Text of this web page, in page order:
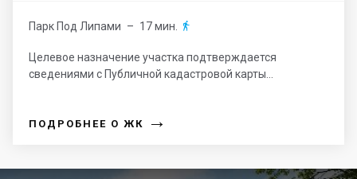
Парк Под Липами – 17 мин. 
Целевое назначение участка подтверждается
сведениями с Публичной кадастровой карты...
ПОДРОБНЕЕ О ЖК →